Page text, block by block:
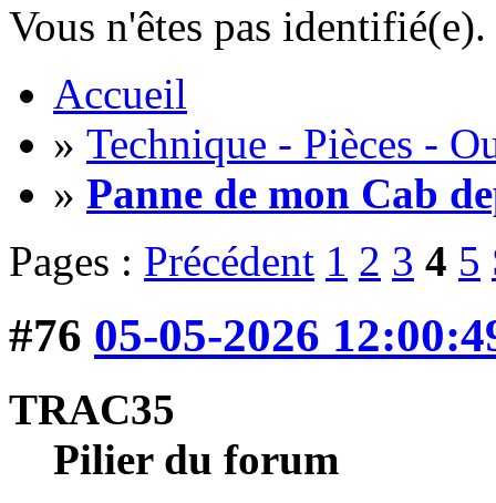
Vous n'êtes pas identifié(e).
Accueil
» Technique - Pièces -
» Panne de mon Cab
Pages : Précédent 1 2 3 4 5
#76 05-05-2026
TRAC35
Pilier du forum